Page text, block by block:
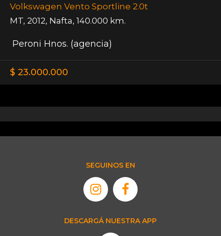
Volkswagen Vento Sportline 2.0t
MT, 2012, Nafta, 140.000 km.
Peroni Hnos. (agencia)
$ 23.000.000
SEGUINOS EN
DESCARGÁ NUESTRA APP